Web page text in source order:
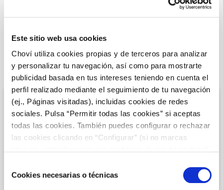
Este sitio web usa cookies
Choví utiliza cookies propias y de terceros para analizar
y personalizar tu navegación, así como para mostrarte
publicidad basada en tus intereses teniendo en cuenta el
perfil realizado mediante el seguimiento de tu navegación
(ej., Páginas visitadas), incluidas cookies de redes
sociales. Pulsa “Permitir todas las cookies” si aceptas
todas las cookies. También puedes configurar o rechazar
las cookies clicando en “Configurar” (si no marcas
COOKIES.
deCookies necesarias o técnicas
ÚLTIMAS RECETAS